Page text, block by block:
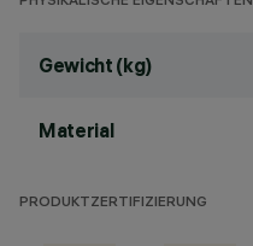
Gewicht (kg)
Material
PRODUKTZERTIFIZIERUNG